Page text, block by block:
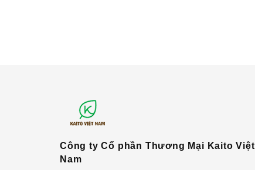
Công ty Cổ phần Thương Mại Kaito Việt
Nam